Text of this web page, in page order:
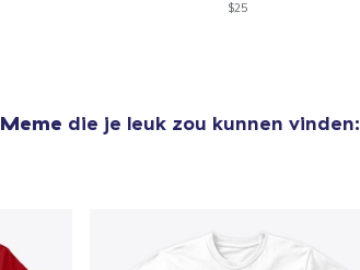
$25
Meme die je leuk zou kunnen vinden: